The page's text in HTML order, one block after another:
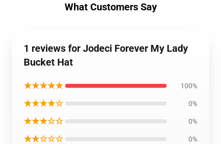
What Customers Say
1 reviews for Jodeci Forever My Lady
Bucket Hat
★★★★★ 100%
★★★★☆ 0%
★★★☆☆ 0%
★★☆☆☆ 0%